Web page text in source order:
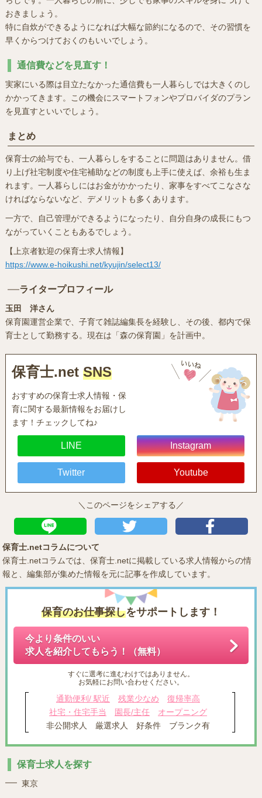
おきましょう。
特に自炊ができるようになれば大幅な節約になるので、その習慣を
早くからつけておくのもいいでしょう。
通信費などを見直す！
実家にいる際は目立たなかった通信費も一人暮らしでは大きくのし
かかってきます。この機会にスマートフォンやプロバイダのプラン
を見直すといいでしょう。
まとめ
保育士の給与でも、一人暮らしをすることに問題はありません。借
り上げ社宅制度や住宅補助などの制度も上手に使えば、余裕も生ま
れます。一人暮らしにはお金がかかったり、家事をすべてこなさな
ければならないなど、デメリットも多くあります。
一方で、自己管理ができるようになったり、自分自身の成長にもつ
ながっていくこともあるでしょう。
【上京者歓迎の保育士求人情報】
https://www.e-hoikushi.net/kyujin/select13/
ライタープロフィール
玉田 洋さん
保育園運営企業で、子育て雑誌編集長を経験し、その後、都内で保
育士として勤務する。現在は「森の保育園」を計画中。
保育士.net SNS
おすすめの保育士求人情報・保
育に関する最新情報をお届けし
ます！チェックしてね♪
LINE Instagram
Twitter Youtube
＼このページをシェアする／
保育士.netコラムについて
保育士.netコラムでは、保育士.netに掲載している求人情報からの情
報と、編集部が集めた情報を元に記事を作成しています。
保育のお仕事探しをサポートします！
今より条件のいい
求人を紹介してもらう！（無料）
すぐに選考に進むわけではありません。
お気軽にお問い合わせください。
通勤便利/ 駅近 残業少なめ
復帰率高
社宅・住宅手当
園長/主任
オープニング
非公開求人
厳選求人 好条件 ブランク有
保育士求人を探す
東京